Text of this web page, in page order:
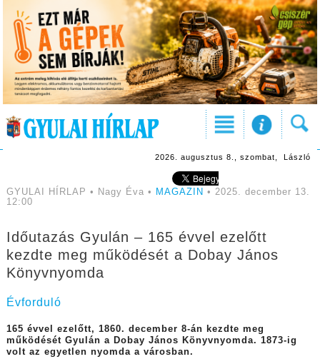
2026. augusztus 8., szombat, László
GYULAI HÍRLAP • Nagy Éva • MAGAZIN • 2025. december 13.
12:00
Időutazás Gyulán – 165 évvel ezelőtt
kezdte meg működését a Dobay János
Könyvnyomda
Évforduló
165 évvel ezelőtt, 1860. december 8-án kezdte meg
működését Gyulán a Dobay János Könyvnyomda. 1873-ig
volt az egyetlen nyomda a városban.